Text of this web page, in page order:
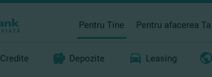
Pentru Tine Pentru afacerea Ta
Credite Depozite Leasing